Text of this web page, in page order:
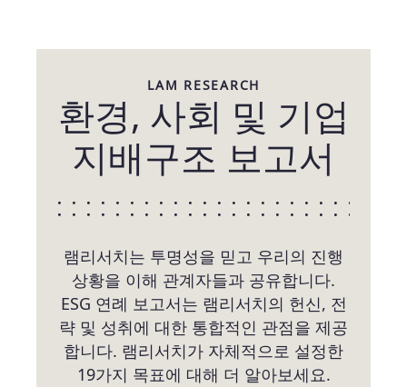
환경, 사회 및 기업
지배구조 보고서
LAM RESEARCH
램리서치는 투명성을 믿고 우리의 진행
상황을 이해 관계자들과 공유합니다.
ESG 연례 보고서는 램리서치의 헌신, 전
략 및 성취에 대한 통합적인 관점을 제공
합니다. 램리서치가 자체적으로 설정한
19가지 목표에 대해 더 알아보세요.